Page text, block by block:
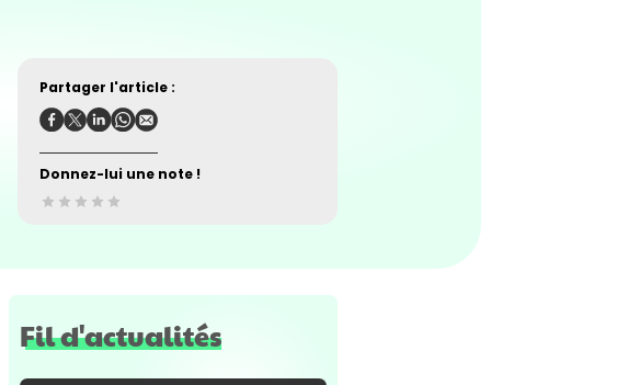
Partager l'article :
Donnez-lui une note !
Fil d'actualités